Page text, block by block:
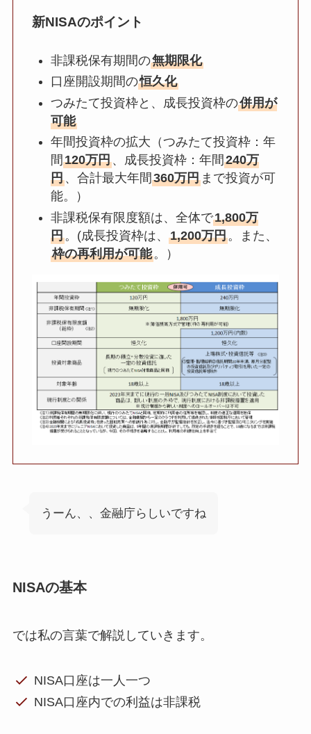
新NISAのポイント
非課税保有期間の無期限化
口座開設期間の恒久化
つみたて投資枠と、成長投資枠の併用が
可能
年間投資枠の拡大（つみたて投資枠：年
間120万円、成長投資枠：年間240万
円、合計最大年間360万円まで投資が可
能。）
非課税保有限度額は、全体で1,800万
円。(成長投資枠は、 1,200万円。また、
枠の再利用が可能。）
うーん、、金融庁らしいですね
NISAの基本
では私の言葉で解説していきます。
NISA口座は一人一つ
NISA口座内での利益は非課税